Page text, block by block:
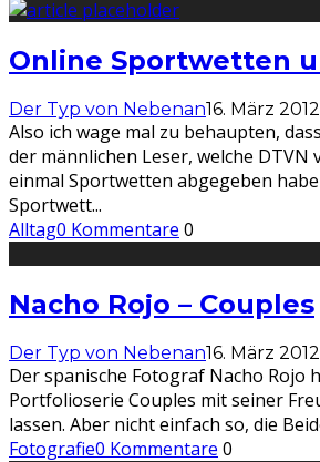
Online Sportwetten
Der Typ von Nebenan16. März 2012
Also ich wage mal zu behaupten,
der männlichen Leser, welche DTVN
einmal Sportwetten abgegeben
Sportwett...
Alltag0 Kommentare 0
Nacho Rojo – Couples
Der Typ von Nebenan16. März 2012
Der spanische Fotograf Nacho Rojo
Portfolioserie Couples mit seiner
lassen. Aber nicht einfach so, die
Fotografie0 Kommentare 0